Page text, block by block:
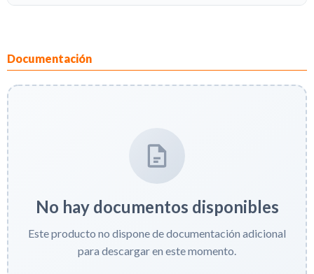
Documentación
No hay documentos disponibles
Este producto no dispone de documentación adicional
para descargar en este momento.